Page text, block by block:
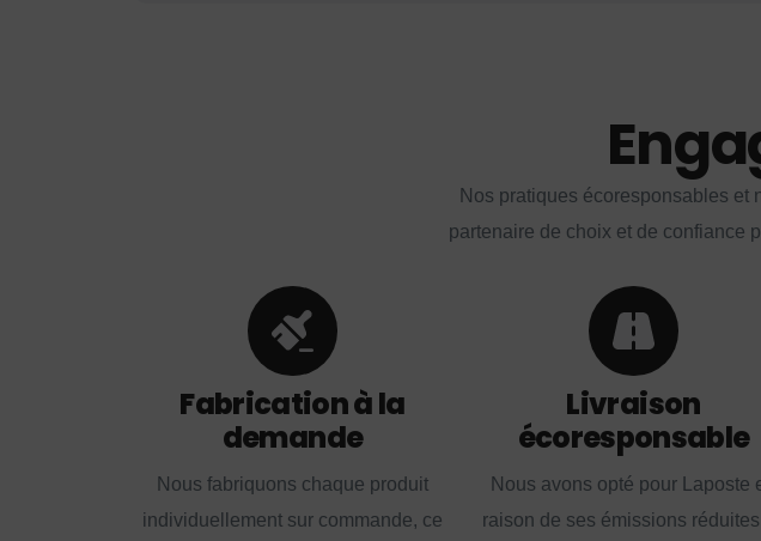
Nos pratiques écoresponsables et
partenaire de choix et de confiance
Fabrication à la
demande
Nous fabriquons chaque produit
individuellement sur commande, ce
Livraison
écoresponsable
Nous avons opté pour Laposte
raison de ses émissions